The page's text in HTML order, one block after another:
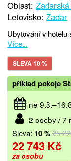
Oblast:
Letovisko: Zadar
Ubytování v hotelu
Více...
SLEVA 10 %
příklad pokoje
ne
2 osoby / 7
Sleva: 10 %25
22 743 Kč
za osobu